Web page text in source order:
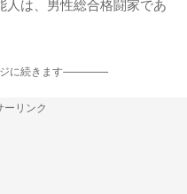
人は、男性総合格闘家であ
に続きます-----------------
ーリンク